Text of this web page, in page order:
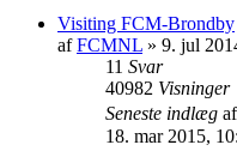
Visiting FCM-Brondby
afFCMNL » 9. jul
11 Svar
40982 Visninger
Seneste indlæg af
18. mar 2015,